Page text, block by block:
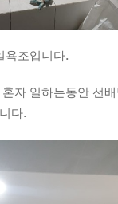
욕조입니다.
자 일하는동안 선
다.